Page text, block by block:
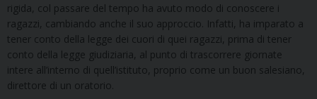
rigida, col passare del tempo ha avuto modo di conoscere i
ragazzi, cambiando anche il suo approccio. Infatti, ha imparato a
tener conto della legge dei cuori di quei ragazzi, prima di tener
conto della legge giudiziaria, al punto di trascorrere giornate
intere all’interno di quell’istituto, proprio come un buon salesiano,
direttore di un oratorio.